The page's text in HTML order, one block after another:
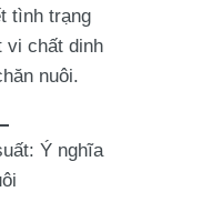
tình trạng
vi chất dinh
nuôi.
Ý nghĩa